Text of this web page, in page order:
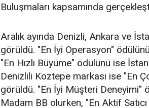
Buluşmaları kapsamında
Aralık ayında Denizli, Ankara ve
görüldü. "En İyi Operasyon"
"En Hızlı Büyüme" ödülünü ise
Denizlili Koztepe markası ise "En
görüldü. "En İyi Müşteri Deneyimi"
Madam BB olurken, "En Aktif Satıcı